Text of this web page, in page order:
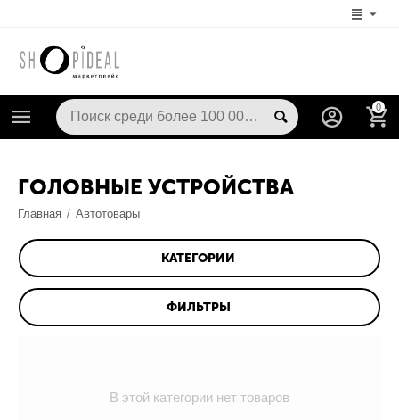
0
ГОЛОВНЫЕ УСТРОЙСТВА
Главная / Автотовары
КАТЕГОРИИ
ФИЛЬТРЫ
В этой категории нет товаров